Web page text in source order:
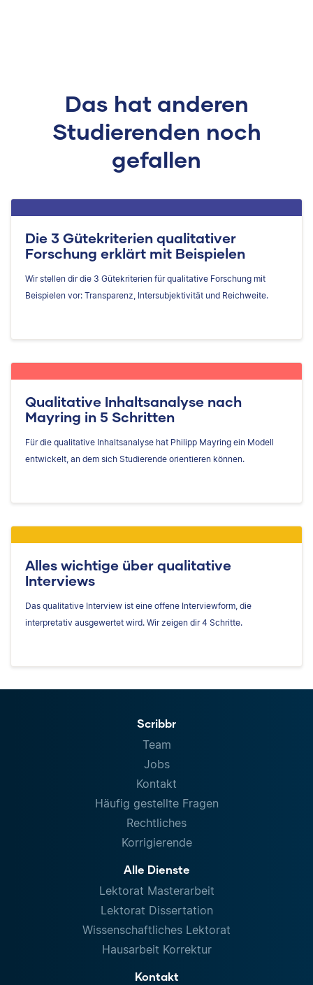
Das hat anderen
Studierenden noch
gefallen
Die 3 Gütekriterien qualitativer
Forschung erklärt mit Beispielen
Wir stellen dir die 3 Gütekriterien für qualitative Forschung mit
Beispielen vor: Transparenz, Intersubjektivität und Reichweite.
Qualitative Inhaltsanalyse nach
Mayring in 5 Schritten
Für die qualitative Inhaltsanalyse hat Philipp Mayring ein Modell
entwickelt, an dem sich Studierende orientieren können.
Alles wichtige über qualitative
Interviews
Das qualitative Interview ist eine offene Interviewform, die
interpretativ ausgewertet wird. Wir zeigen dir 4 Schritte.
Scribbr
Team
Jobs
Kontakt
Häufig gestellte Fragen
Rechtliches
Korrigierende
Alle Dienste
Lektorat Masterarbeit
Lektorat Dissertation
Wissenschaftliches Lektorat
Hausarbeit Korrektur
Kontakt